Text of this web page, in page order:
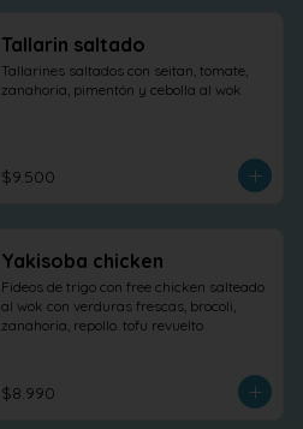
Tallarin saltado
Tallarines saltados con seitan, tomate,
zanahoria, pimentón y cebolla al wok
$9.500
Yakisoba chicken
Fideos de trigo con free chicken salteado
al wok con verduras frescas, brocoli,
zanahoria, repollo. tofu revuelto
$8.990